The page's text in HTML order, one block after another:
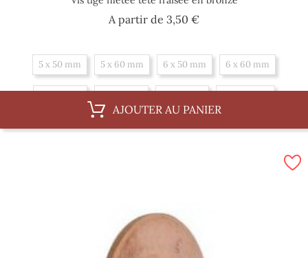
A partir de 3,50 €Prix
5 x 50 mm 5 x 60 mm 6 x 50 mm 6 x 60 mm
10 x 62 mm 10 x 100 mm 10 x 150 mm
AJOUTER AU PANIER